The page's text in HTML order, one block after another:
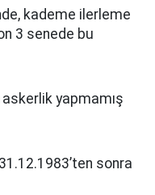
kademe ilerleme
3 senede bu
yapmamış
sonra